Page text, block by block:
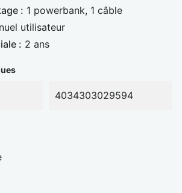
: 1 powerbank, 1 câble
utilisateur
: 2 ans
4034303029594